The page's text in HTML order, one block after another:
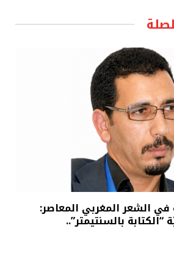
الشعر المغربي المعاصر:
بالسنتيمتر”..